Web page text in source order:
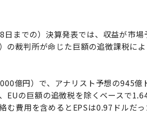
までの）決算発表では、収益が市場
の裁判所が命じた巨額の追徴課税に
億円）で、アナリスト予想の945億
EUの巨額の追徴税を除くベースで
費用を含めるとEPSは0.97ドルだっ